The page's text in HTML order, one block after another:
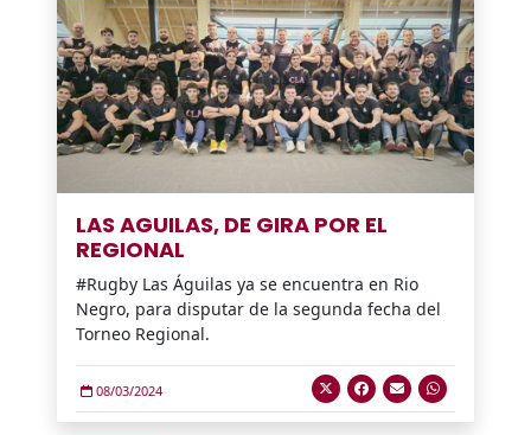
LAS AGUILAS, DE GIRA POR EL
REGIONAL
#Rugby Las Águilas ya se encuentra en Rio
Negro, para disputar de la segunda fecha del
Torneo Regional.
08/03/2024